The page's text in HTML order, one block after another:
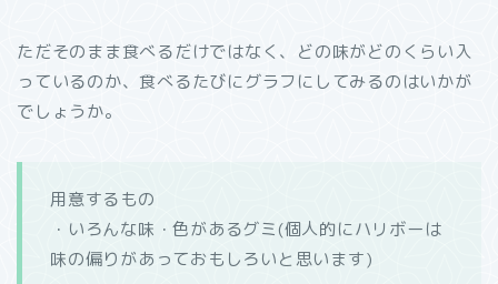
ただそのまま食べるだけではなく、どの味がどのくらい入
っているのか、食べるたびにグラフにしてみるのはいかが
でしょうか。
用意するもの
・いろんな味・色があるグミ(個人的にハリボーは
味の偏りがあっておもしろいと思います)